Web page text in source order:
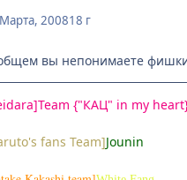
200818 г
вы непонимаете
{"КАЦ" in my
fans Team]Jounin